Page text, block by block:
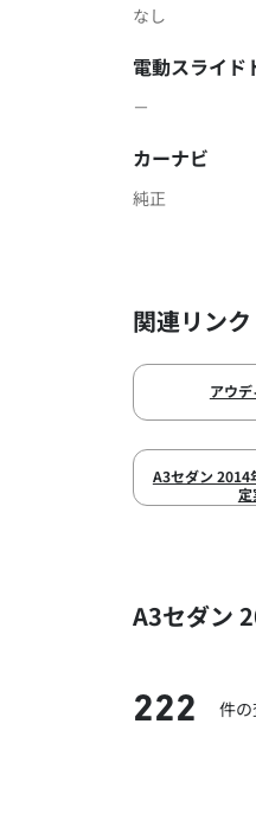
なし
電動スライド
－
カーナビ
純正
関連リンク
アウ
A3セダン 2014
定
A3セダン
222 件の